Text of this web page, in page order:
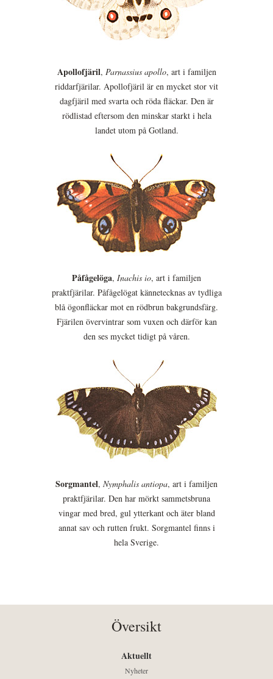
Apollofjäril, Parnassius apollo, art i familjen
riddarfjärilar. Apollofjäril är en mycket stor vit
dagfjäril med svarta och röda fläckar. Den är
rödlistad eftersom den minskar starkt i hela
landet utom på Gotland.
Påfågelöga, Inachis io, art i familjen
praktfjärilar. Påfågelögat kännetecknas av tydliga
blå ögonfläckar mot en rödbrun bakgrundsfärg.
Fjärilen övervintrar som vuxen och därför kan
den ses mycket tidigt på våren.
Sorgmantel, Nymphalis antiopa, art i familjen
praktfjärilar. Den har mörkt sammetsbruna
vingar med bred, gul ytterkant och äter bland
annat sav och rutten frukt. Sorgmantel finns i
hela Sverige.
Översikt
Aktuellt
Nyheter